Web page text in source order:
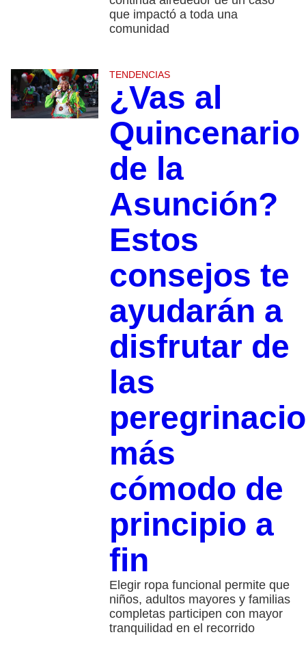
que impactó a toda una
comunidad
TENDENCIAS
¿Vas al
Quincenario
de la
Asunción?
Estos
consejos te
ayudarán a
disfrutar de
las
más
cómodo de
principio a
fin
Elegir ropa funcional permite que
niños, adultos mayores y familias
completas participen con mayor
tranquilidad en el recorrido